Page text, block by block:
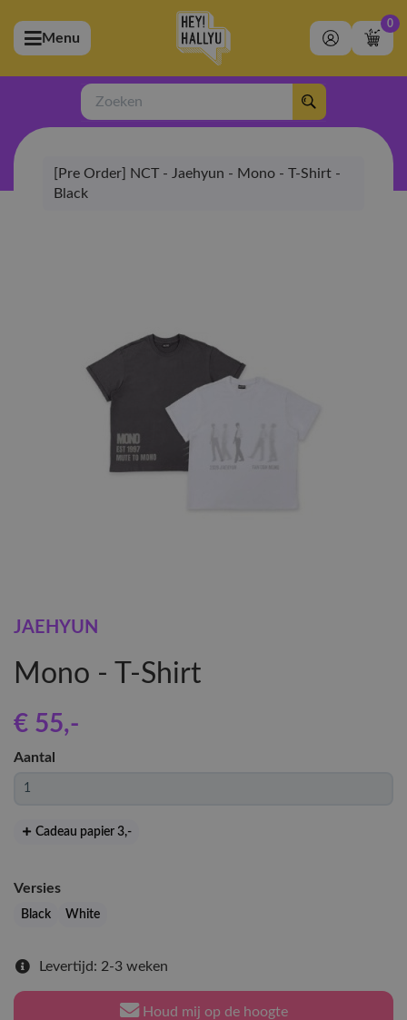
(Artiesten)
(Merchandise)
(Exclusive)
(Winkel)
Menu
0
Zoeken
[Pre Order] NCT - Jaehyun - Mono - T-Shirt -
Black
JAEHYUN
Mono - T-Shirt
€ 55,-
Aantal
Cadeau papier 3,-
Versies
Black White
Levertijd: 2-3 weken
Houd mij op de hoogte